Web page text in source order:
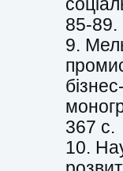
85-89.
9.
367 с.
10.